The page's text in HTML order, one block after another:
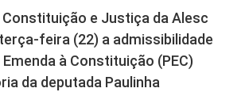
e Justiça da Alesc
feira (22) a admissibilidade
à Constituição (PEC)
da deputada Paulinha